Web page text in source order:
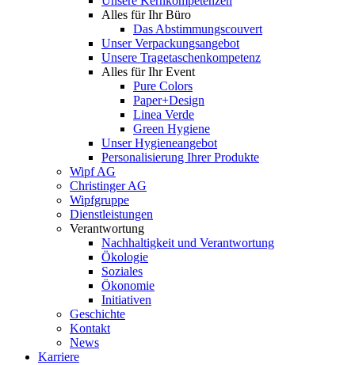
Alles für Ihr Büro
Das Abstimmungscouvert
Unser Verpackungsangebot
Unsere Tragetaschenkompetenz
Alles für Ihr Event
Pure Colors
Paper+Design
Linea Verde
Green Hygiene
Unser Hygieneangebot
Personalisierung Ihrer Produkte
Wipf AG
Christinger AG
Wipfgruppe
Dienstleistungen
Verantwortung
Nachhaltigkeit und Verantwortung
Ökologie
Soziales
Ökonomie
Initiativen
Geschichte
Kontakt
News
Karriere